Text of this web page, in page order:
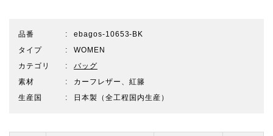
品番
ebagos-10653-BK
タイプ
WOMEN
カテゴリ
バッグ
素材
カーフレザー、紅籐
生産国
日本製（全工程国内生産）